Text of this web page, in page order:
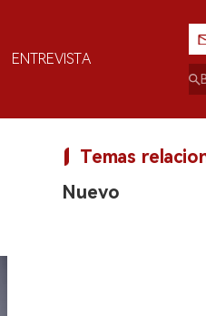
ENTREVISTA
Temas
Nuevo